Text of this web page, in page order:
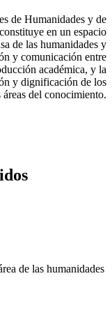
de Humanidades y de
en un espacio
de las humanidades y
y comunicación entre
académica, y la
y dignificación de los
áreas del conocimiento.
de las humanidades